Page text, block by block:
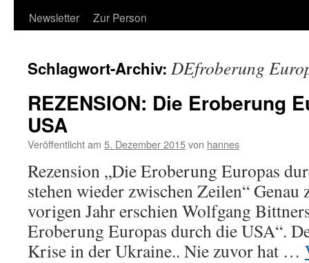
Newsletter
Zur Person
Schlagwort-Archiv: DEfroberung
REZENSION: Die Eroberung
USA
Veröffentlicht am 5. Dezember 2015von hannes
Rezension „Die Eroberung Europas
stehen wieder zwischen Zeilen“
vorigen Jahr erschien Wolfgang
Eroberung Europas durch die USA“.
Krise in der Ukraine.. Nie zuvor hat …